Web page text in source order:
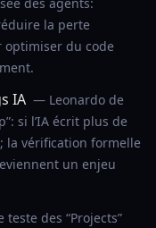
la perte
optimiser du code
IA — Leonardo de
si l’IA écrit plus de
la vérification formelle
un enjeu
des “Projects”